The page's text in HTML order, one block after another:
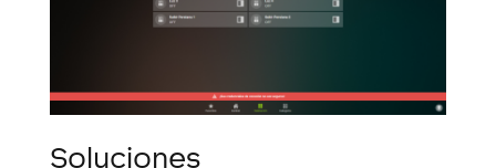
Soluciones